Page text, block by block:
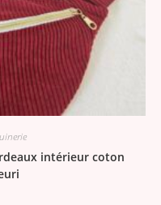
intérieur coton